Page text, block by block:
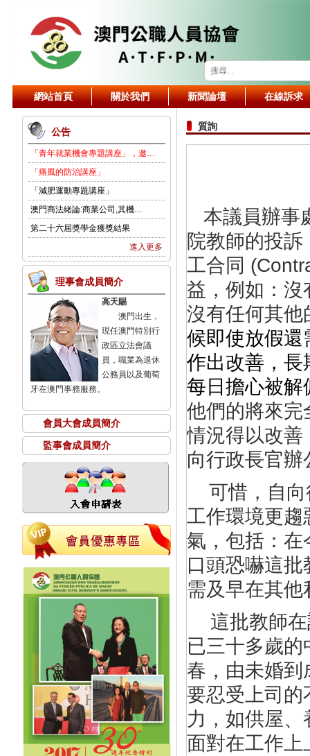
網站首頁 關於我們 新聞論壇 在線訴求
公告
「青年就業機會專題講座」，邀…
「痛風的防治講座」
「減肥運動專題講座」
澳門商法緒論:商業公司,其機…
第二十六屆獎學金獲獎結果
進入更多
理事會成員簡介
高天賜
澳門出生，
現任澳門特別行
政區立法會議
員，職業為退休
公務員以及葡萄
牙在澳門事務服務。
會員大會成員簡介
監事會成員簡介
質詢
本議員辦事
院教師的投
工合同
益，例如：沒
沒有任何其他
候即使放假還
作出改善，長
每日擔心被解
他們的將來完
情況得以改善
向行政長官
可惜，自
工作環境更趨
氣，包括：在
口頭恐嚇這
需及早在其
這批教師
已三十多歲
春，由未婚到
要忍受上司的
力，如供屋
面對在工作上